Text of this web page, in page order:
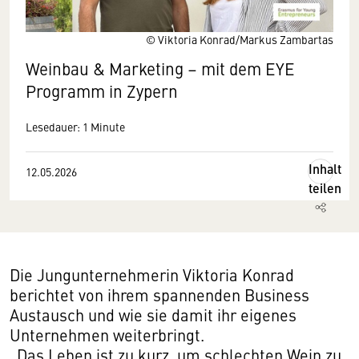
© Viktoria Konrad/Markus Zambartas
Weinbau & Marketing – mit dem EYE
Programm in Zypern
Lesedauer: 1 Minute
12.05.2026
Inhalt
teilen
Die Jungunternehmerin Viktoria Konrad
berichtet von ihrem spannenden Business
Austausch und wie sie damit ihr eigenes
Unternehmen weiterbringt.
„Das Leben ist zu kurz, um schlechten Wein zu